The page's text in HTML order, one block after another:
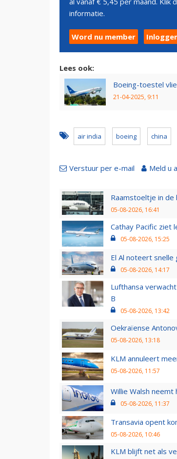
informatie.
Word nu member
Lees ook:
Boeing-toestel
21-04-2025, 9:11
air india boeing china
Verstuur per e-mail Meld u
Raamstoeltje in de
05-08-2026, 16:41
Cathay Pacific ziet
05-08-2026, 15:25
El Al noteert
05-08-2026, 14:17
Lufthansa
B
05-08-2026, 13:42
Oekraïense
05-08-2026, 13:18
KLM annuleert
05-08-2026, 11:57
Willie Walsh
05-08-2026, 11:37
Transavia opent
05-08-2026, 10:46
KLM blijft net als